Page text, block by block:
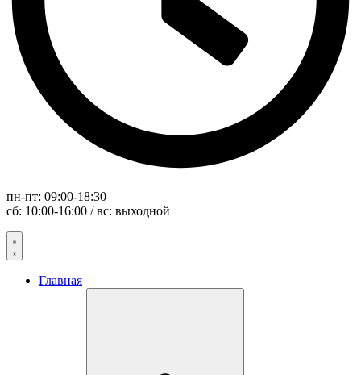
пн-пт: 09:00-18:30
сб: 10:00-16:00 / вс: выходной
Главная